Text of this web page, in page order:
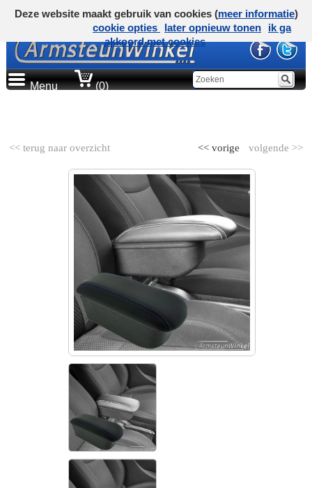
Menu (0)
<< terug naar overzicht volgende >>
<< vorige
Deze website maakt gebruik van cookies (meer informatie)
cookie opties
later opnieuw tonen
ik ga
akkoord met cookies